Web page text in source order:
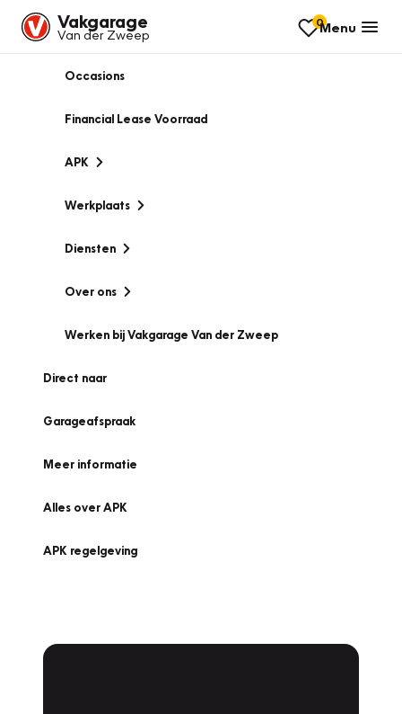
Vakgarage
Van der Zweep
0Menu
Occasions
Financial Lease Voorraad
APK
Werkplaats
Diensten
Over ons
Werken bij Vakgarage Van der Zweep
Direct naar
Garageafspraak
Meer informatie
Alles over APK
APK regelgeving